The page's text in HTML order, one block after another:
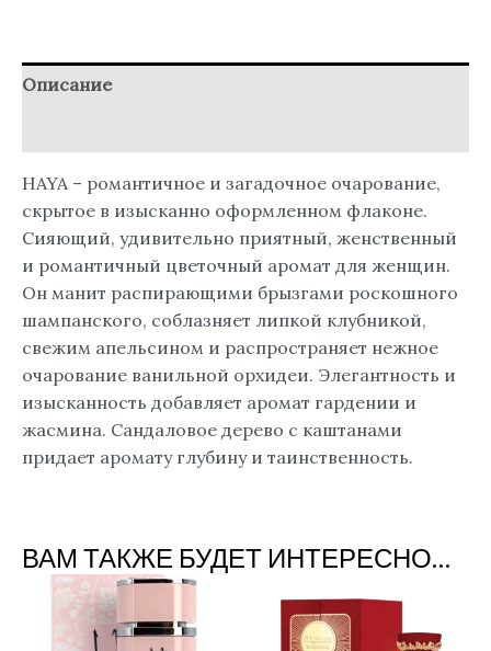
Описание
HAYA – романтичное и загадочное очарование,
скрытое в изысканно оформленном флаконе.
Сияющий, удивительно приятный, женственный
и романтичный цветочный аромат для женщин.
Он манит распирающими брызгами роскошного
шампанского, соблазняет липкой клубникой,
свежим апельсином и распространяет нежное
очарование ванильной орхидеи. Элегантность и
изысканность добавляет аромат гардении и
жасмина. Сандаловое дерево с каштанами
придает аромату глубину и таинственность.
ВАМ ТАКЖЕ БУДЕТ ИНТЕРЕСНО…